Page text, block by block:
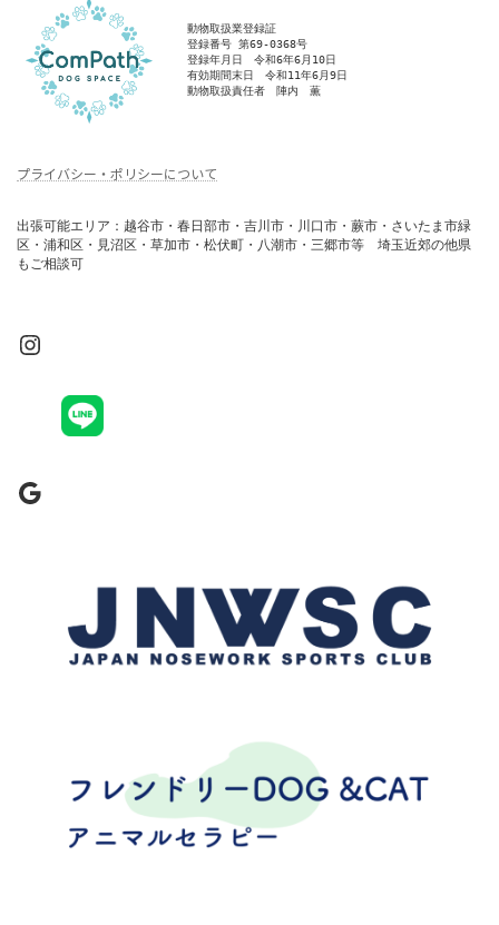
動物取扱業登録証
登録番号 第69-0368号
登録年月日　令和6年6月10日
有効期間末日　令和11年6月9日
動物取扱責任者　陣内　薫
プライバシー・ポリシーについて
出張可能エリア：越谷市・春日部市・吉川市・川口市・蕨市・さいたま市緑
区・浦和区・見沼区・草加市・松伏町・八潮市・三郷市等　埼玉近郊の他県
もご相談可
Instagram
Google